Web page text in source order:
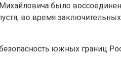
было
во время
южных границ